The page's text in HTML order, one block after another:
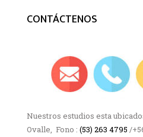
CONTÁCTENOS
Nuestros estudios esta
Ovalle, Fono : (53) 263 4795 /